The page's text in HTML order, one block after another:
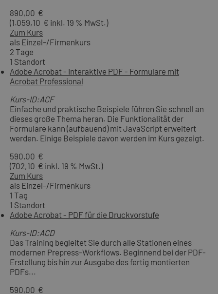
890,00 €
(1.059,10 € inkl. 19 % MwSt.)
Zum Kurs
als Einzel-/Firmenkurs
2 Tage
1 Standort
Adobe Acrobat - Interaktive PDF - Formulare mit
Acrobat Professional
Kurs-ID:ACF
Einfache und praktische Beispiele führen Sie schnell an
dieses große Thema heran. Die Funktionalität der
Formulare kann (aufbauend) mit JavaScript erweitert
werden. Einige Beispiele davon werden im Kurs gezeigt.
590,00 €
(702,10 € inkl. 19 % MwSt.)
Zum Kurs
als Einzel-/Firmenkurs
1 Tag
1 Standort
Adobe Acrobat - PDF für die Druckvorstufe
Kurs-ID:ACD
Das Training begleitet Sie durch alle Stationen eines
modernen Prepress-Workflows. Beginnend bei der PDF-
Erstellung bis hin zur Ausgabe des fertig montierten
PDFs...
590,00 €